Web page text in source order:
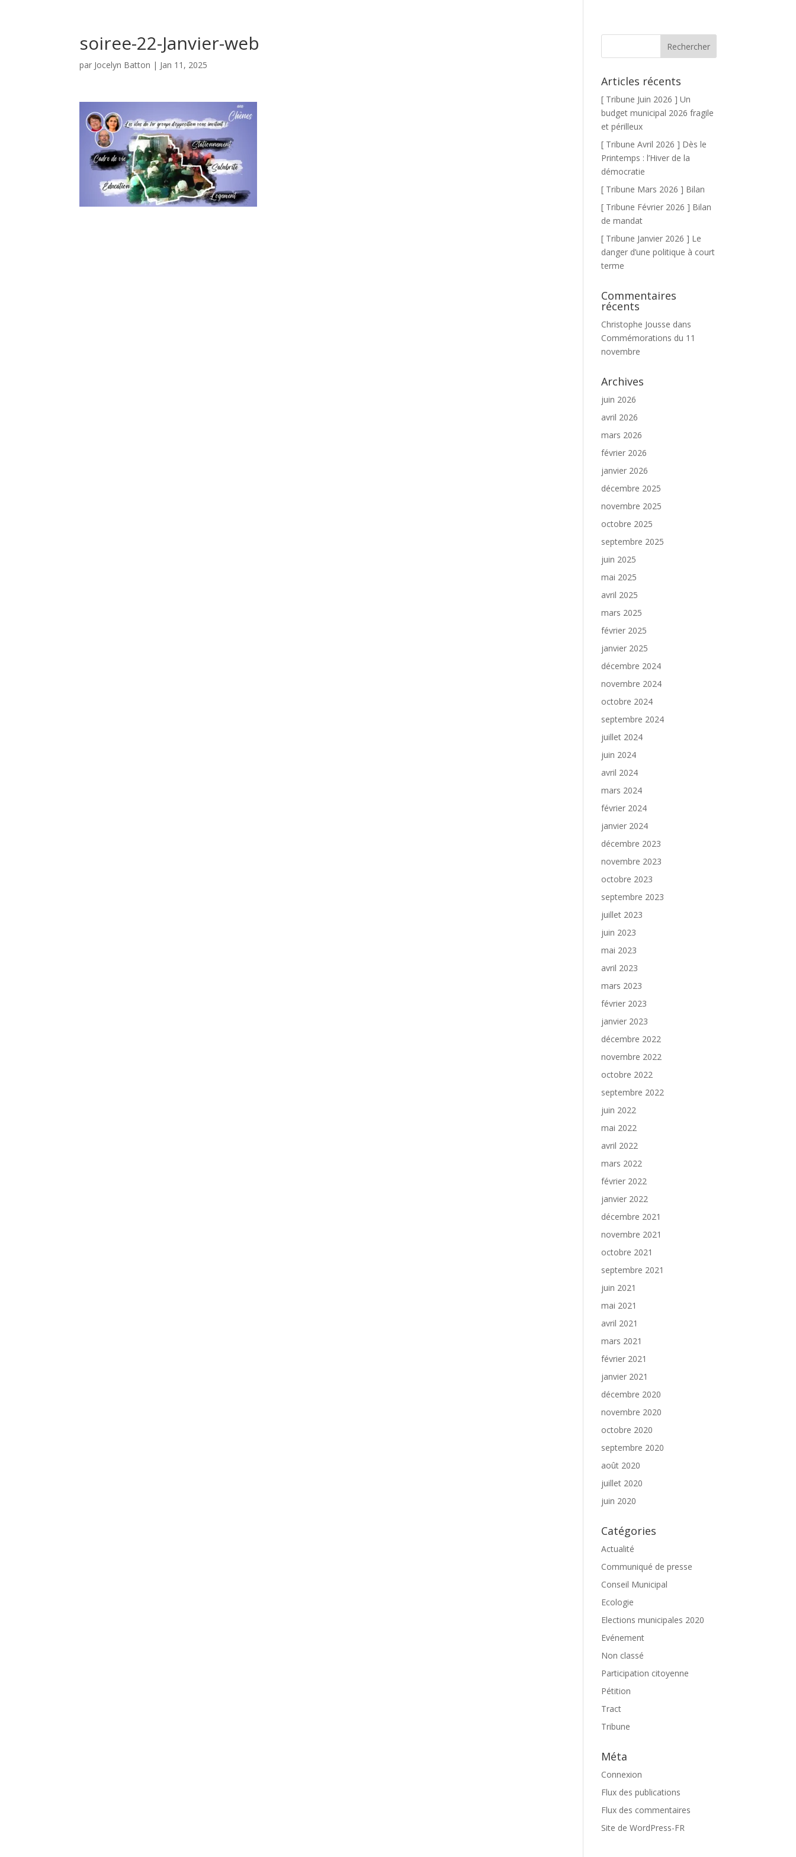
soiree-22-Janvier-web
par Jocelyn Batton | Jan 11, 2025
Articles récents
[ Tribune Juin 2026 ] Un
budget municipal 2026 fragile
et périlleux
[ Tribune Avril 2026 ] Dès le
Printemps : l’Hiver de la
démocratie
[ Tribune Mars 2026 ] Bilan
[ Tribune Février 2026 ] Bilan
de mandat
[ Tribune Janvier 2026 ] Le
danger d’une politique à court
terme
Commentaires
récents
Christophe Jousse dans
Commémorations du 11
novembre
Archives
juin 2026
avril 2026
mars 2026
février 2026
janvier 2026
décembre 2025
novembre 2025
octobre 2025
septembre 2025
juin 2025
mai 2025
avril 2025
mars 2025
février 2025
janvier 2025
décembre 2024
novembre 2024
octobre 2024
septembre 2024
juillet 2024
juin 2024
avril 2024
mars 2024
février 2024
janvier 2024
décembre 2023
novembre 2023
octobre 2023
septembre 2023
juillet 2023
juin 2023
mai 2023
avril 2023
mars 2023
février 2023
janvier 2023
décembre 2022
novembre 2022
octobre 2022
septembre 2022
juin 2022
mai 2022
avril 2022
mars 2022
février 2022
janvier 2022
décembre 2021
novembre 2021
octobre 2021
septembre 2021
juin 2021
mai 2021
avril 2021
mars 2021
février 2021
janvier 2021
décembre 2020
novembre 2020
octobre 2020
septembre 2020
août 2020
juillet 2020
juin 2020
Catégories
Actualité
Communiqué de presse
Conseil Municipal
Ecologie
Elections municipales 2020
Evénement
Non classé
Participation citoyenne
Pétition
Tract
Tribune
Méta
Connexion
Flux des publications
Flux des commentaires
Site de WordPress-FR